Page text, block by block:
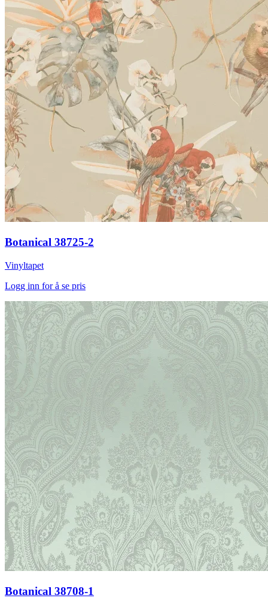
Botanical 38725-2
Vinyltapet
Logg inn for å se pris
Botanical 38708-1